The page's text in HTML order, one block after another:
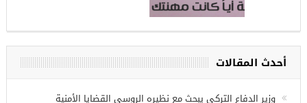
مجموعة فرص عمل للسوريين في
غازي عنتاب